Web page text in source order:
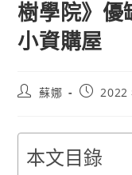
樹學院》優
小資購屋
蘇娜 2022
本文目錄